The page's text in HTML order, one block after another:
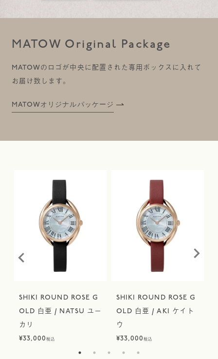
MATOW Original Package
MATOWのロゴが中央に配置された専用ボックスに入れて
お届け致します。
MATOWオリジナルパッケージ
SHIKI ROUND ROSE G
OLD 白亜 / NATSU ユー
カリ
¥33,000税込
SHIKI ROUND ROSE G
OLD 白亜 / AKI ケイト
ウ
¥33,000税込